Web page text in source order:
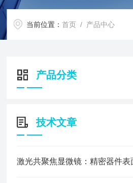
当前位置：首页 / 产品中心
产品分类
技术文章